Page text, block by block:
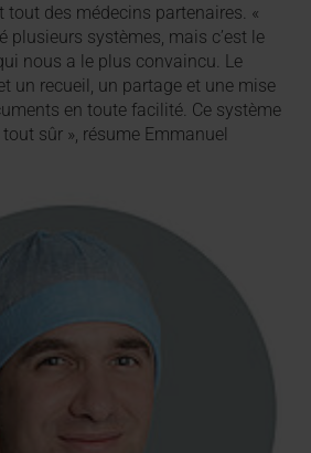
tout des médecins partenaires. «
plusieurs systèmes, mais c’est le
nous a le plus convaincu. Le
un recueil, un partage et une mise
en toute facilité. Ce système
sûr », résume Emmanuel